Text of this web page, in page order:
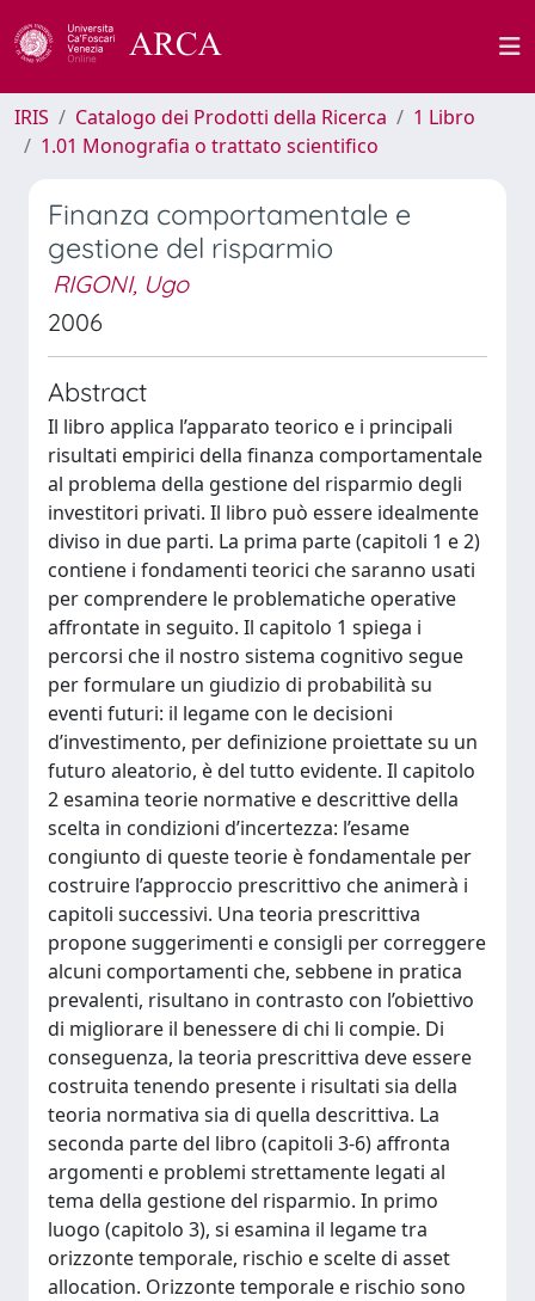
IRIS Catalogo dei Prodotti della Ricerca
1 Libro
1.01 Monografia o trattato scientifico
Finanza comportamentale e
gestione del risparmio
RIGONI, Ugo
2006
Abstract
Il libro applica l’apparato teorico e i principali
risultati empirici della finanza comportamentale
al problema della gestione del risparmio degli
investitori privati. Il libro può essere idealmente
diviso in due parti. La prima parte (capitoli 1 e 2)
contiene i fondamenti teorici che saranno usati
per comprendere le problematiche operative
affrontate in seguito. Il capitolo 1 spiega i
percorsi che il nostro sistema cognitivo segue
per formulare un giudizio di probabilità su
eventi futuri: il legame con le decisioni
d’investimento, per definizione proiettate su un
futuro aleatorio, è del tutto evidente. Il capitolo
2 esamina teorie normative e descrittive della
scelta in condizioni d’incertezza: l’esame
congiunto di queste teorie è fondamentale per
costruire l’approccio prescrittivo che animerà i
capitoli successivi. Una teoria prescrittiva
propone suggerimenti e consigli per correggere
alcuni comportamenti che, sebbene in pratica
prevalenti, risultano in contrasto con l’obiettivo
di migliorare il benessere di chi li compie. Di
conseguenza, la teoria prescrittiva deve essere
costruita tenendo presente i risultati sia della
teoria normativa sia di quella descrittiva. La
seconda parte del libro (capitoli 3-6) affronta
argomenti e problemi strettamente legati al
tema della gestione del risparmio. In primo
luogo (capitolo 3), si esamina il legame tra
orizzonte temporale, rischio e scelte di asset
allocation. Orizzonte temporale e rischio sono